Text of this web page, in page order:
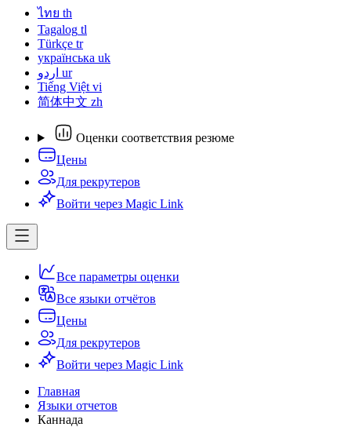
ไทย th
Tagalog tl
Türkçe tr
українська uk
اردو ur
Tiếng Việt vi
简体中文 zh
Оценки соответствия резюме
Цены
Для рекрутеров
Войти через Magic Link
Все параметры оценки
Все языки отчётов
Цены
Для рекрутеров
Войти через Magic Link
Главная
Языки отчетов
Каннада